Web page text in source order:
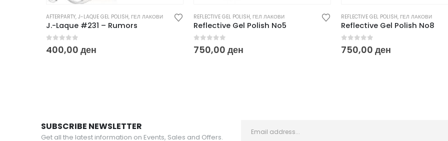
AFTERPARTY, J-LAQUE GEL POLISH, ГЕЛ ЛАКОВИ
J.-Laque #231 – Rumors
out of 5
400,00 ден
REFLECTIVE GEL POLISH, ГЕЛ ЛАКОВИ
Reflective Gel Polish No5
0out of 5
750,00 ден
REFLECTIVE GEL POLISH, ГЕЛ ЛАКОВИ
Reflective Gel Polish No8
0out of 5
750,00 ден
SUBSCRIBE NEWSLETTER
Get all the latest information on Events, Sales and Offers.